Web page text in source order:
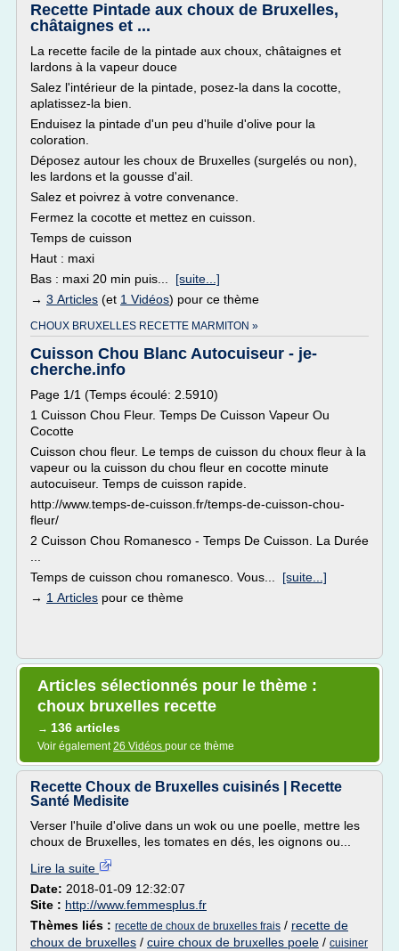
Recette Pintade aux choux de Bruxelles,
châtaignes et ...
La recette facile de la pintade aux choux, châtaignes et
lardons à la vapeur douce
Salez l'intérieur de la pintade, posez-la dans la cocotte,
aplatissez-la bien.
Enduisez la pintade d'un peu d'huile d'olive pour la
coloration.
Déposez autour les choux de Bruxelles (surgelés ou non),
les lardons et la gousse d'ail.
Salez et poivrez à votre convenance.
Fermez la cocotte et mettez en cuisson.
Temps de cuisson
Haut : maxi
Bas : maxi 20 min puis... [suite...]
→ 3 Articles (et 1 Vidéos) pour ce thème
CHOUX BRUXELLES RECETTE MARMITON »
Cuisson Chou Blanc Autocuiseur - je-
cherche.info
Page 1/1 (Temps écoulé: 2.5910)
1 Cuisson Chou Fleur. Temps De Cuisson Vapeur Ou
Cocotte
Cuisson chou fleur. Le temps de cuisson du choux fleur à la
vapeur ou la cuisson du chou fleur en cocotte minute
autocuiseur. Temps de cuisson rapide.
http://www.temps-de-cuisson.fr/temps-de-cuisson-chou-
fleur/
2 Cuisson Chou Romanesco - Temps De Cuisson. La Durée
Temps de cuisson chou romanesco. Vous... [suite...]
→ 1 Articles pour ce thème
Articles sélectionnés pour le thème :
choux bruxelles recette
→ 136 articles
Voir également26 Vidéos pour ce thème
Recette Choux de Bruxelles cuisinés | Recette
Santé Medisite
Verser l'huile d'olive dans un wok ou une poelle, mettre les
choux de Bruxelles, les tomates en dés, les oignons ou...
Lire la suite
Date: 2018-01-09 12:32:07
Site : http://www.femmesplus.fr
Thèmes liés : recette de choux de bruxelles frais / recette de
choux de bruxelles / cuire choux de bruxelles poele / cuisiner